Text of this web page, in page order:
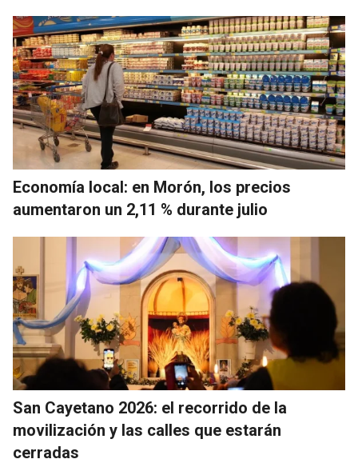
Economía local: en Morón, los precios
aumentaron un 2,11 % durante julio
San Cayetano 2026: el recorrido de la
movilización y las calles que estarán
cerradas